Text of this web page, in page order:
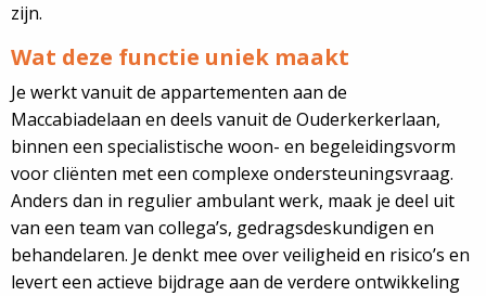
zijn.
Wat deze functie uniek maakt
Je werkt vanuit de appartementen aan de
Maccabiadelaan en deels vanuit de Ouderkerkerlaan,
binnen een specialistische woon- en begeleidingsvorm
voor cliënten met een complexe ondersteuningsvraag.
Anders dan in regulier ambulant werk, maak je deel uit
van een team van collega’s, gedragsdeskundigen en
behandelaren. Je denkt mee over veiligheid en risico’s en
levert een actieve bijdrage aan de verdere ontwikkeling